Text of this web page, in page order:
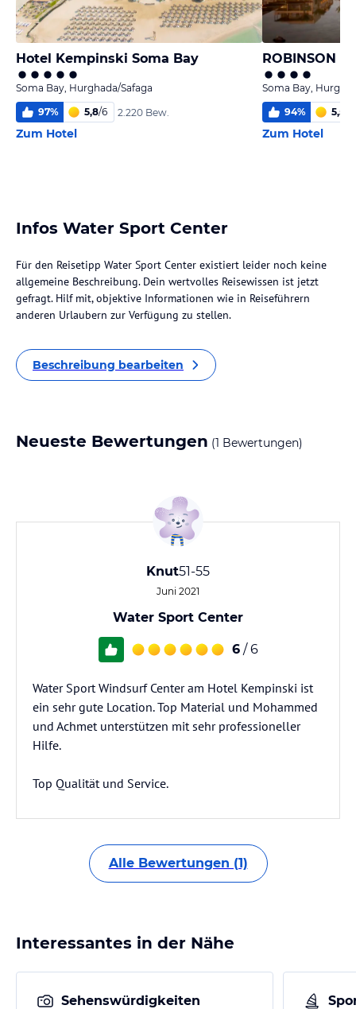
Hotel Kempinski Soma Bay
Soma Bay, Hurghada/Safaga
97% 5,8/6 2.220 Bew.
Zum Hotel
ROBINSON
Soma Bay,
94% 5,5
Zum Hotel
Infos Water Sport Center
Für den Reisetipp Water Sport Center existiert leider noch keine
allgemeine Beschreibung. Dein wertvolles Reisewissen ist jetzt
gefragt. Hilf mit, objektive Informationen wie in Reiseführern
anderen Urlaubern zur Verfügung zu stellen.
Beschreibung bearbeiten
Neueste Bewertungen (1 Bewertungen)
Knut51-55
Juni 2021
Water Sport Center
6 / 6
Water Sport Windsurf Center am Hotel Kempinski ist
ein sehr gute Location. Top Material und Mohammed
und Achmet unterstützen mit sehr professioneller
Hilfe.
Top Qualität und Service.
Alle Bewertungen (1)
Interessantes in der Nähe
Sehenswürdigkeiten